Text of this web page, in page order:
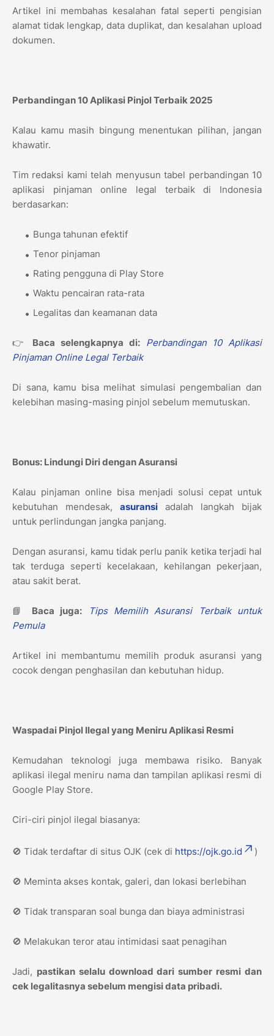
Artikel ini membahas kesalahan fatal seperti pengisian
alamat tidak lengkap, data duplikat, dan kesalahan upload
dokumen.
Perbandingan 10 Aplikasi Pinjol Terbaik 2025
Kalau kamu masih bingung menentukan pilihan, jangan
khawatir.
Tim redaksi kami telah menyusun tabel perbandingan 10
aplikasi pinjaman online legal terbaik di Indonesia
berdasarkan:
Bunga tahunan efektif
Tenor pinjaman
Rating pengguna di Play Store
Waktu pencairan rata-rata
Legalitas dan keamanan data
👉 Baca selengkapnya di: Perbandingan 10 Aplikasi
Pinjaman Online Legal Terbaik
Di sana, kamu bisa melihat simulasi pengembalian dan
kelebihan masing-masing pinjol sebelum memutuskan.
Bonus: Lindungi Diri dengan Asuransi
Kalau pinjaman online bisa menjadi solusi cepat untuk
kebutuhan mendesak, asuransi adalah langkah bijak
untuk perlindungan jangka panjang.
Dengan asuransi, kamu tidak perlu panik ketika terjadi hal
tak terduga seperti kecelakaan, kehilangan pekerjaan,
atau sakit berat.
📘 Baca juga:
Tips Memilih Asuransi Terbaik untuk
Pemula
Artikel ini membantumu memilih produk asuransi yang
cocok dengan penghasilan dan kebutuhan hidup.
Waspadai Pinjol Ilegal yang Meniru Aplikasi Resmi
Kemudahan teknologi juga membawa risiko. Banyak
aplikasi ilegal meniru nama dan tampilan aplikasi resmi di
Google Play Store.
Ciri-ciri pinjol ilegal biasanya:
🚫 Tidak terdaftar di situs OJK (cek di https://ojk.go.id )
🚫 Meminta akses kontak, galeri, dan lokasi berlebihan
🚫 Tidak transparan soal bunga dan biaya administrasi
🚫 Melakukan teror atau intimidasi saat penagihan
Jadi, pastikan selalu download dari sumber resmi dan
cek legalitasnya sebelum mengisi data pribadi.